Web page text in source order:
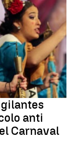
anti
Carnaval